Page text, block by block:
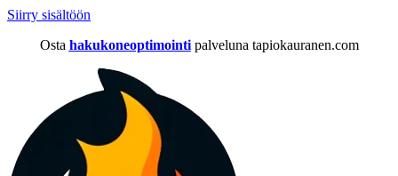
Siirry sisältöön
Osta hakukoneoptimointi palveluna tapiokauranen.com